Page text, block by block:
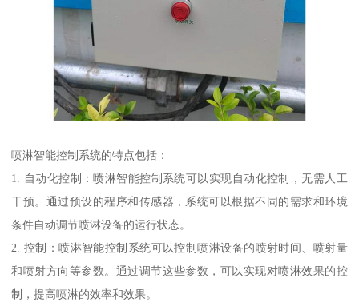
喷淋智能控制系统的特点包括：
1. 自动化控制：喷淋智能控制系统可以实现自动化控制，无需人工
干预。通过预设的程序和传感器，系统可以根据不同的需求和环境
条件自动调节喷淋设备的运行状态。
2. 控制：喷淋智能控制系统可以控制喷淋设备的喷射时间、喷射量
和喷射方向等参数。通过调节这些参数，可以实现对喷淋效果的控
制，提高喷淋的效率和效果。